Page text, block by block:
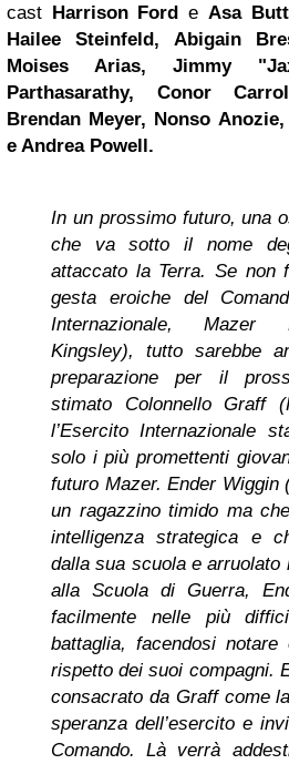
cast Harrison Forde Asa
Hailee Steinfeld, Abigain
Moises Arias, Jimmy
Parthasarathy, Conor
Brendan Meyer, Nonso
e Andrea Powell.
In un prossimo futuro, una
che va sotto il nome
attaccato la Terra. Se non
gesta eroiche del
Internazionale, Mazer
Kingsley), tutto sarebbe
preparazione per il
stimato Colonnello Graff
l’Esercito Internazionale
solo i più promettenti
futuro Mazer. Ender Wiggin
un ragazzino timido ma
intelligenza strategica e
dalla sua scuola e arruolato
alla Scuola di Guerra,
facilmente nelle più
battaglia, facendosi notare
rispetto dei suoi compagni.
consacrato da Graff come
speranza dell’esercito e
Comando. Là verrà